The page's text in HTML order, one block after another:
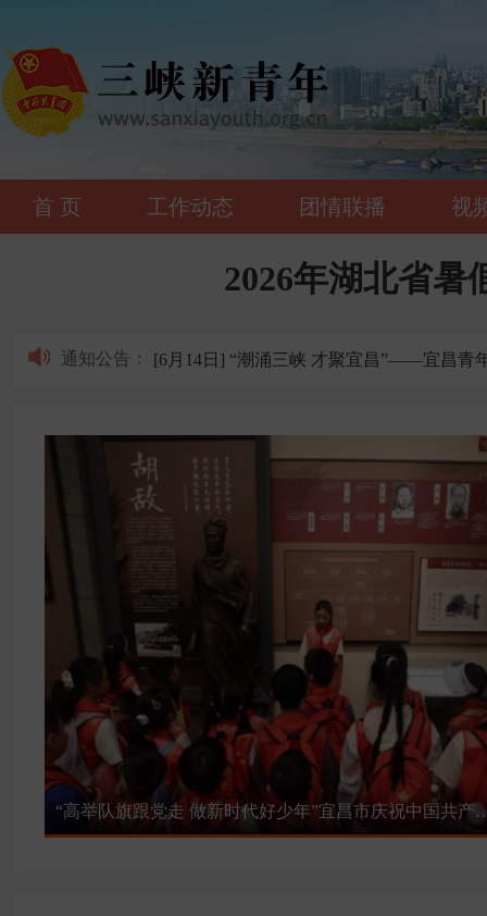
首 页 工作动态 团情联播 视
2026年湖北省暑
通知公告 ：
[6月14日] “潮涌三峡 才聚宜昌”——宜昌青
[6月25日] “潮涌三峡 才聚宜昌”——宜昌青
[6月14日] “潮涌三峡 才聚宜昌”——宜昌青
[6月14日] “潮涌三峡 才聚宜昌”——宜昌青
[6月25日] “潮涌三峡 才聚宜昌”——宜昌青
[6月23日] 2026年共青团宜昌市委所属事业
“高举队旗跟党走 做新时代好少年”宜昌市